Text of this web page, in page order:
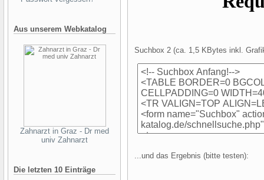
Aus unserem Webkatalog
Zahnarzt in Graz - Dr med
univ Zahnarzt
Die letzten 10 Einträge
Suchbox 2 (ca. 1,5 KBytes inkl.
...und das Ergebnis (bitte testen):